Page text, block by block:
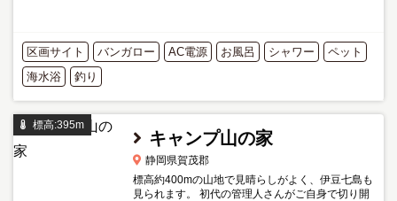
区画サイト バンガロー AC電源 お風呂 シャワー
ペット
海水浴
釣り
標高:395m
キャンプ山の家
静岡県賀茂郡
標高約400mの山地で見晴らしがよく、伊豆七島も
見られます。 初代の管理人さんがご自身で切り開